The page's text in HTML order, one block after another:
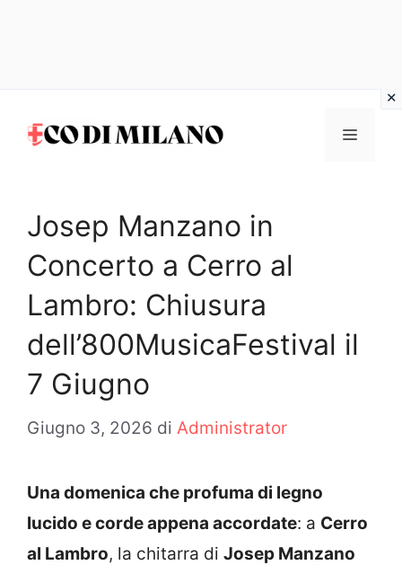
MENU
Josep Manzano in
Concerto a Cerro al
Lambro: Chiusura
dell’800MusicaFestival il
7 Giugno
Giugno 3, 2026 di Administrator
Una domenica che profuma di legno
lucido e corde appena accordate: a Cerro
al Lambro, la chitarra di Josep Manzano